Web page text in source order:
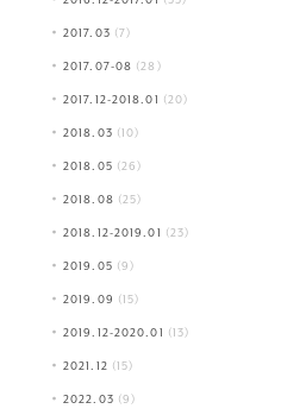
2017.03 (7)
2017.07-08 (28)
2017.12-2018.01 (20)
2018.03 (10)
2018.05 (26)
2018.08 (25)
2018.12-2019.01 (23)
2019.05 (9)
2019.09 (15)
2019.12-2020.01 (13)
2021.12 (15)
2022.03 (9)